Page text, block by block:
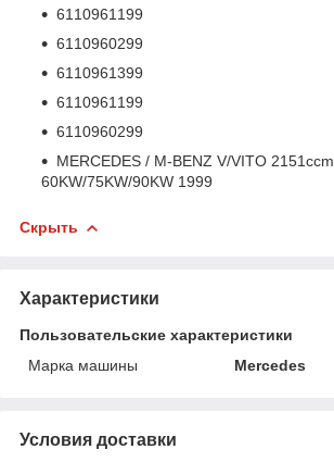
6110961199
6110960299
6110961399
6110961199
6110960299
MERCEDES / M-BENZ V/VITO 2151ccm
60KW/75KW/90KW 1999
Скрыть
Характеристики
Пользовательские характеристики
Марка машины
Mercedes
Условия доставки